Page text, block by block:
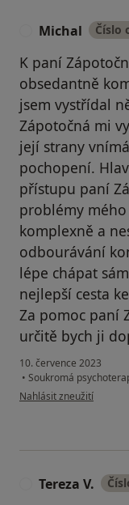
Michal Číslo
K paní
obsedantně
jsem vystřídal
Zápotočná mi
její strany
pochopení.
přístupu paní
problémy
komplexně a
odbourávání
lépe chápat
nejlepší cesta
Za pomoc paní
určitě bych ji
10. července 2023
• Soukromá
podle názoru uživatele
Nahlásit zneužití
Tereza V.